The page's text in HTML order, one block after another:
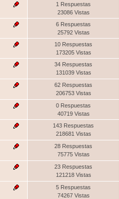
1 Respuestas
23086 Vistas
6 Respuestas
25792 Vistas
10 Respuestas
173205 Vistas
34 Respuestas
131039 Vistas
62 Respuestas
206753 Vistas
0 Respuestas
40719 Vistas
143 Respuestas
218681 Vistas
28 Respuestas
75775 Vistas
23 Respuestas
121218 Vistas
5 Respuestas
74267 Vistas